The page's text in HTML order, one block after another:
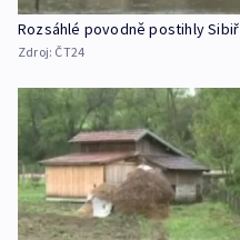
Rozsáhlé povodně postihly Sibiř
Zdroj: ČT24